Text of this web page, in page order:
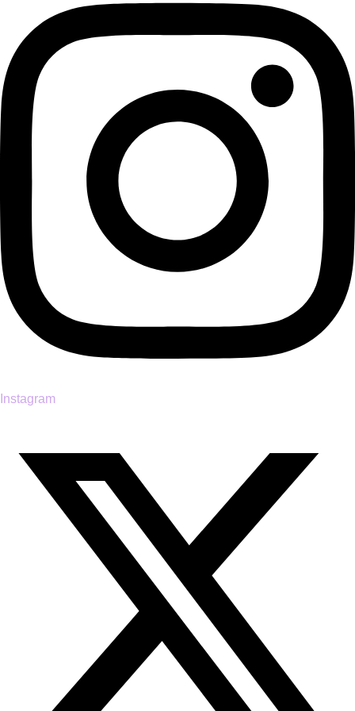
Instagram